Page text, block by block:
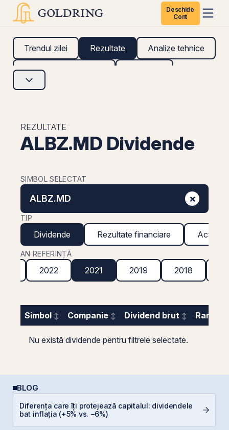
Deschide
Cont
Trendul zilei Rezultate Analize tehnice
Analize fundamentale
REZULTATE
ALBZ.MD Dividende
SIMBOL SELECTAT
ALBZ.MD ×
TIP
Dividende Rezultate financiare Acțiuni
AN REFERINȚĂ
2022 2021 2019 2018
Simbol Companie Dividend brut
Nu există dividende pentru filtrele selectate.
BLOG
Diferența care îți protejează capitalul: dividendele
bat inflația (+5% vs. −6%)